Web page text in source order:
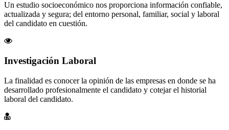
Un estudio socioeconómico nos proporciona información confiable,
actualizada y segura; del entorno personal, familiar, social y laboral
del candidato en cuestión.
Investigación Laboral
La finalidad es conocer la opinión de las empresas en donde se ha
desarrollado profesionalmente el candidato y cotejar el historial
laboral del candidato.